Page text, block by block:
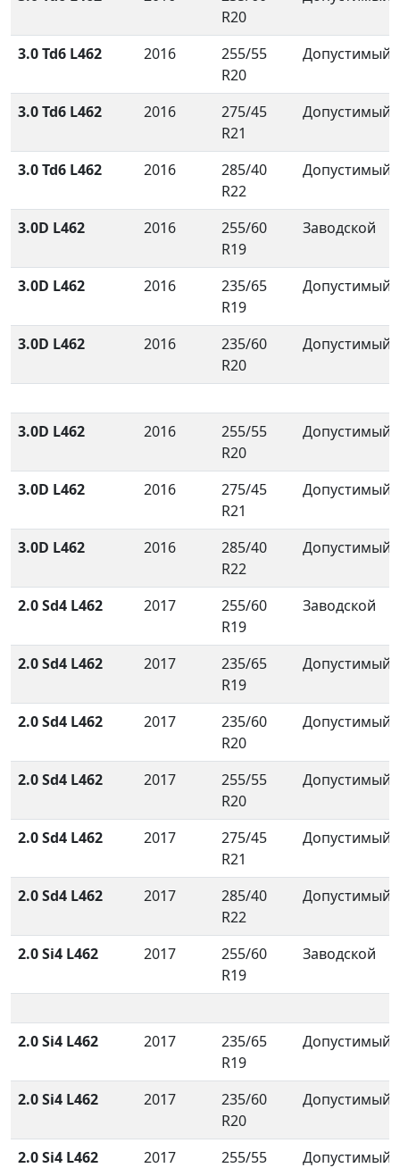
R20
3.0 Td6 L462 2016
255/55
R20
Допустимый
3.0 Td6 L462 2016
275/45
R21
Допустимый
3.0 Td6 L462 2016
285/40
R22
Допустимый
3.0D L462 2016
255/60
R19
Заводской
3.0D L462 2016
235/65
R19
Допустимый
3.0D L462 2016
235/60
R20
Допустимый
3.0D L462 2016
255/55
R20
Допустимый
3.0D L462 2016
275/45
R21
Допустимый
3.0D L462 2016
285/40
R22
Допустимый
2.0 Sd4 L462 2017
255/60
R19
Заводской
2.0 Sd4 L462 2017
235/65
R19
Допустимый
2.0 Sd4 L462 2017
235/60
R20
Допустимый
2.0 Sd4 L462 2017
255/55
R20
Допустимый
2.0 Sd4 L462 2017
275/45
R21
Допустимый
2.0 Sd4 L462 2017
285/40
R22
Допустимый
2.0 Si4 L462 2017
255/60
R19
Заводской
2.0 Si4 L462 2017
235/65
R19
Допустимый
2.0 Si4 L462 2017
235/60
R20
Допустимый
2.0 Si4 L462 2017
255/55
Допустимый